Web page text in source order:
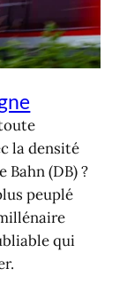
la densité
Bahn (DB) ?
peuplé
qui